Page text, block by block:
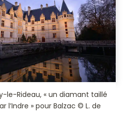
le-Rideau, « un diamant taillé
l’Indre » pour Balzac © L. de